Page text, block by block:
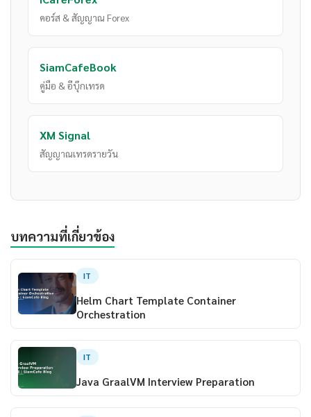
คอร์ส & สัญญาณ Forex
SiamCafeBook
คู่มือ & อีบุ๊กเทรด
XM Signal
สัญญาณเทรดรายวัน
บทความที่เกี่ยวข้อง
IT
Helm Chart Template Container
Orchestration
IT
Java GraalVM Interview Preparation